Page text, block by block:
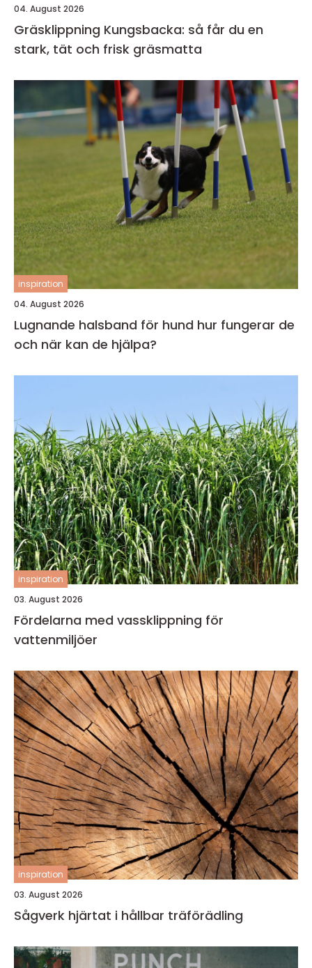
04. August 2026
Gräsklippning Kungsbacka: så får du en
stark, tät och frisk gräsmatta
inspiration
04. August 2026
Lugnande halsband för hund hur fungerar de
och när kan de hjälpa?
inspiration
03. August 2026
Fördelarna med vassklippning för
vattenmiljöer
inspiration
03. August 2026
Sågverk hjärtat i hållbar träförädling